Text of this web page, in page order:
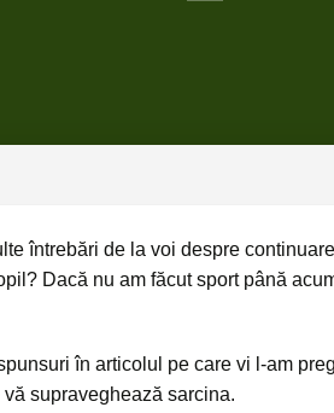
întrebări de la voi despre
Dacă nu am făcut sport până
în articolul pe care vi l-am
supraveghează sarcina.